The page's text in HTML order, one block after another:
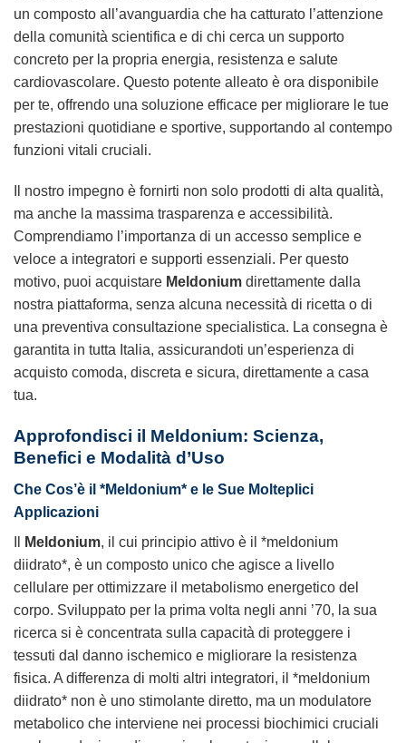
un composto all’avanguardia che ha catturato l’attenzione
della comunità scientifica e di chi cerca un supporto
concreto per la propria energia, resistenza e salute
cardiovascolare. Questo potente alleato è ora disponibile
per te, offrendo una soluzione efficace per migliorare le tue
prestazioni quotidiane e sportive, supportando al contempo
funzioni vitali cruciali.
Il nostro impegno è fornirti non solo prodotti di alta qualità,
ma anche la massima trasparenza e accessibilità.
Comprendiamo l’importanza di un accesso semplice e
veloce a integratori e supporti essenziali. Per questo
motivo, puoi acquistare Meldonium direttamente dalla
nostra piattaforma, senza alcuna necessità di ricetta o di
una preventiva consultazione specialistica. La consegna è
garantita in tutta Italia, assicurandoti un’esperienza di
acquisto comoda, discreta e sicura, direttamente a casa
tua.
Approfondisci il Meldonium: Scienza,
Benefici e Modalità d’Uso
Che Cos’è il *Meldonium* e le Sue Molteplici
Applicazioni
Meldonium, il cui principio attivo è il *meldonium
diidrato*, è un composto unico che agisce a livello
cellulare per ottimizzare il metabolismo energetico del
corpo. Sviluppato per la prima volta negli anni ’70, la sua
ricerca si è concentrata sulla capacità di proteggere i
tessuti dal danno ischemico e migliorare la resistenza
fisica. A differenza di molti altri integratori, il *meldonium
diidrato* non è uno stimolante diretto, ma un modulatore
metabolico che interviene nei processi biochimici cruciali